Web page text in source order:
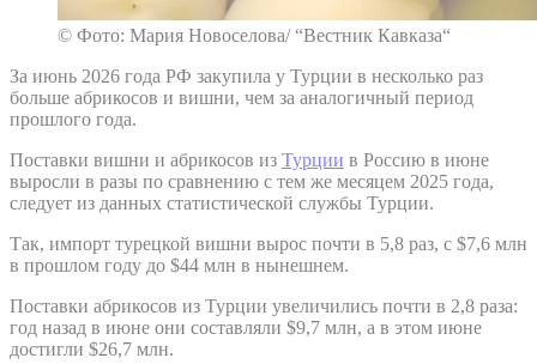
© Фото: Мария Новоселова/ “Вестник Кавказа“
За июнь 2026 года РФ закупила у Турции в несколько раз
больше абрикосов и вишни, чем за аналогичный период
прошлого года.
Поставки вишни и абрикосов из Турции в Россию в июне
выросли в разы по сравнению с тем же месяцем 2025 года,
следует из данных статистической службы Турции.
Так, импорт турецкой вишни вырос почти в 5,8 раз, с $7,6 млн
в прошлом году до $44 млн в нынешнем.
Поставки абрикосов из Турции увеличились почти в 2,8 раза:
год назад в июне они составляли $9,7 млн, а в этом июне
достигли $26,7 млн.